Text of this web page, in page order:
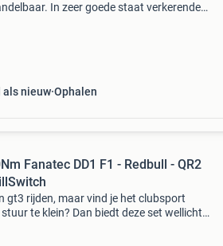
In zeer goede staat verkerende
als nieuw Ophalen
Fanatec DD1 F1 - Redbull - QR2
gt3 rijden, maar vind je het clubsport
te klein? Dan biedt deze set wellicht